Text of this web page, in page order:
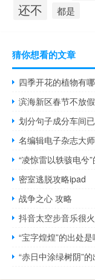
还不 都是
猜你想看的文章
四季开花的植物有
滨海新区春节不放
划分句子成分车间
“凌惊雷以轶骇电兮
密室逃脱攻略ipad
战争之心 攻略
抖音太空步音乐很
“宝字煌煌”的出处是
“赤日中涂绿树阴”